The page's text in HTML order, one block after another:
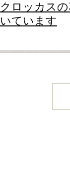
クロッカス
いています